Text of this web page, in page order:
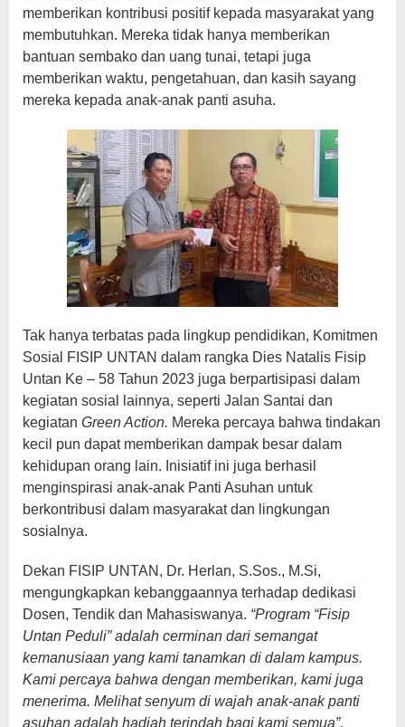
memberikan kontribusi positif kepada masyarakat yang
membutuhkan. Mereka tidak hanya memberikan
bantuan sembako dan uang tunai, tetapi juga
memberikan waktu, pengetahuan, dan kasih sayang
mereka kepada anak-anak panti asuha.
Tak hanya terbatas pada lingkup pendidikan, Komitmen
Sosial FISIP UNTAN dalam rangka Dies Natalis Fisip
Untan Ke – 58 Tahun 2023 juga berpartisipasi dalam
kegiatan sosial lainnya, seperti Jalan Santai dan
kegiatan Green Action. Mereka percaya bahwa tindakan
kecil pun dapat memberikan dampak besar dalam
kehidupan orang lain. Inisiatif ini juga berhasil
menginspirasi anak-anak Panti Asuhan untuk
berkontribusi dalam masyarakat dan lingkungan
sosialnya.
Dekan FISIP UNTAN, Dr. Herlan, S.Sos., M.Si,
mengungkapkan kebanggaannya terhadap dedikasi
Dosen, Tendik dan Mahasiswanya. “Program “Fisip
Untan Peduli” adalah cerminan dari semangat
kemanusiaan yang kami tanamkan di dalam kampus.
Kami percaya bahwa dengan memberikan, kami juga
menerima. Melihat senyum di wajah anak-anak panti
asuhan adalah hadiah terindah bagi kami semua”,